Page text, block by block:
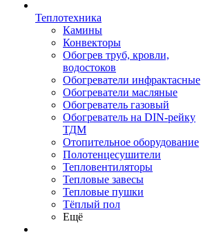
Теплотехника
Камины
Конвекторы
Обогрев труб, кровли,
водостоков
Обогреватели инфрактасные
Обогреватели масляные
Обогреватель газовый
Обогреватель на DIN-рейку
ТДМ
Отопительное оборудование
Полотенцесушители
Тепловентиляторы
Тепловые завесы
Тепловые пушки
Тёплый пол
Ещё